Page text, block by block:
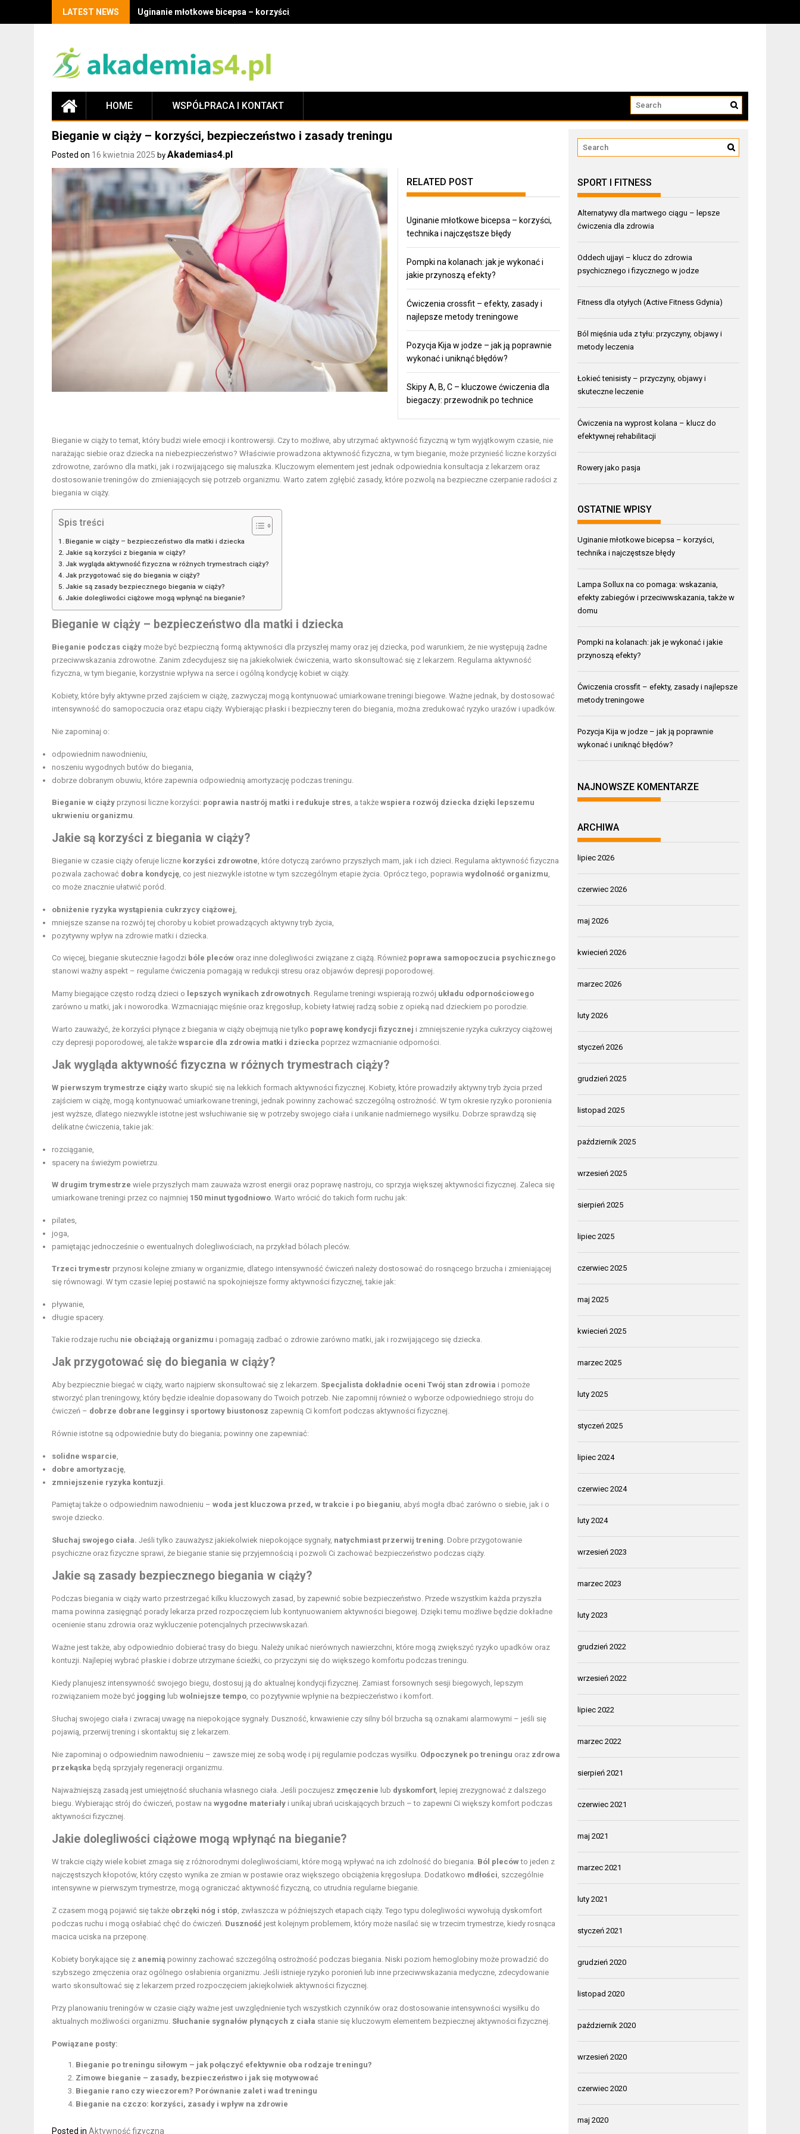
LATEST NEWS Uginanie młotkowe bicepsa – korzyści, technika i najczęstsze błędy
HOME WSPÓŁPRACA I KONTAKT
Bieganie w ciąży – korzyści, bezpieczeństwo i zasady treningu
Posted on 16 kwietnia 2025 by Akademias4.pl
RELATED POST
Uginanie młotkowe bicepsa – korzyści,
technika i najczęstsze błędy
Pompki na kolanach: jak je wykonać i
jakie przynoszą efekty?
Ćwiczenia crossfit – efekty, zasady i
najlepsze metody treningowe
Pozycja Kija w jodze – jak ją poprawnie
wykonać i uniknąć błędów?
Skipy A, B, C – kluczowe ćwiczenia dla
biegaczy: przewodnik po technice
Bieganie w ciąży to temat, który budzi wiele emocji i kontrowersji. Czy to możliwe, aby utrzymać aktywność fizyczną w tym wyjątkowym czasie, nie
narażając siebie oraz dziecka na niebezpieczeństwo? Właściwie prowadzona aktywność fizyczna, w tym bieganie, może przynieść liczne korzyści
zdrowotne, zarówno dla matki, jak i rozwijającego się maluszka. Kluczowym elementem jest jednak odpowiednia konsultacja z lekarzem oraz
dostosowanie treningów do zmieniających się potrzeb organizmu. Warto zatem zgłębić zasady, które pozwolą na bezpieczne czerpanie radości z
biegania w ciąży.
Spis treści
Bieganie w ciąży – bezpieczeństwo dla matki i dziecka
Jakie są korzyści z biegania w ciąży?
Jak wygląda aktywność fizyczna w różnych trymestrach ciąży?
Jak przygotować się do biegania w ciąży?
Jakie są zasady bezpiecznego biegania w ciąży?
Jakie dolegliwości ciążowe mogą wpłynąć na bieganie?
Bieganie w ciąży – bezpieczeństwo dla matki i dziecka
Bieganie podczas ciąży może być bezpieczną formą aktywności dla przyszłej mamy oraz jej dziecka, pod warunkiem, że nie występują żadne
przeciwwskazania zdrowotne. Zanim zdecydujesz się na jakiekolwiek ćwiczenia, warto skonsultować się z lekarzem. Regularna aktywność
fizyczna, w tym bieganie, korzystnie wpływa na serce i ogólną kondycję kobiet w ciąży.
Kobiety, które były aktywne przed zajściem w ciążę, zazwyczaj mogą kontynuować umiarkowane treningi biegowe. Ważne jednak, by dostosować
intensywność do samopoczucia oraz etapu ciąży. Wybierając płaski i bezpieczny teren do biegania, można zredukować ryzyko urazów i upadków.
Nie zapominaj o:
odpowiednim nawodnieniu,
noszeniu wygodnych butów do biegania,
dobrze dobranym obuwiu, które zapewnia odpowiednią amortyzację podczas treningu.
Bieganie w ciąży przynosi liczne korzyści: poprawia nastrój matki i redukuje stres, a także wspiera rozwój dziecka dzięki lepszemu
ukrwieniu organizmu.
Jakie są korzyści z biegania w ciąży?
Bieganie w czasie ciąży oferuje liczne korzyści zdrowotne, które dotyczą zarówno przyszłych mam, jak i ich dzieci. Regularna aktywność fizyczna
pozwala zachować dobra kondycję, co jest niezwykle istotne w tym szczególnym etapie życia. Oprócz tego, poprawia wydolność organizmu,
co może znacznie ułatwić poród.
obniżenie ryzyka wystąpienia cukrzycy ciążowej,
mniejsze szanse na rozwój tej choroby u kobiet prowadzących aktywny tryb życia,
pozytywny wpływ na zdrowie matki i dziecka.
Co więcej, bieganie skutecznie łagodzi bóle pleców oraz inne dolegliwości związane z ciążą. Również poprawa samopoczucia psychicznego
stanowi ważny aspekt – regularne ćwiczenia pomagają w redukcji stresu oraz objawów depresji poporodowej.
Mamy biegające często rodzą dzieci o lepszych wynikach zdrowotnych. Regularne treningi wspierają rozwój układu odpornościowego
zarówno u matki, jak i noworodka. Wzmacniając mięśnie oraz kręgosłup, kobiety łatwiej radzą sobie z opieką nad dzieckiem po porodzie.
Warto zauważyć, że korzyści płynące z biegania w ciąży obejmują nie tylko poprawę kondycji fizycznej i zmniejszenie ryzyka cukrzycy ciążowej
czy depresji poporodowej, ale także wsparcie dla zdrowia matki i dziecka poprzez wzmacnianie odporności.
Jak wygląda aktywność fizyczna w różnych trymestrach ciąży?
W pierwszym trymestrze ciąży warto skupić się na lekkich formach aktywności fizycznej. Kobiety, które prowadziły aktywny tryb życia przed
zajściem w ciążę, mogą kontynuować umiarkowane treningi, jednak powinny zachować szczególną ostrożność. W tym okresie ryzyko poronienia
jest wyższe, dlatego niezwykle istotne jest wsłuchiwanie się w potrzeby swojego ciała i unikanie nadmiernego wysiłku. Dobrze sprawdzą się
delikatne ćwiczenia, takie jak:
rozciąganie,
spacery na świeżym powietrzu.
W drugim trymestrze wiele przyszłych mam zauważa wzrost energii oraz poprawę nastroju, co sprzyja większej aktywności fizycznej. Zaleca się
umiarkowane treningi przez co najmniej 150 minut tygodniowo. Warto wrócić do takich form ruchu jak:
pilates,
joga,
pamiętając jednocześnie o ewentualnych dolegliwościach, na przykład bólach pleców.
Trzeci trymestr przynosi kolejne zmiany w organizmie, dlatego intensywność ćwiczeń należy dostosować do rosnącego brzucha i zmieniającej
się równowagi. W tym czasie lepiej postawić na spokojniejsze formy aktywności fizycznej, takie jak:
pływanie,
długie spacery.
Takie rodzaje ruchu nie obciążają organizmu i pomagają zadbać o zdrowie zarówno matki, jak i rozwijającego się dziecka.
Jak przygotować się do biegania w ciąży?
Aby bezpiecznie biegać w ciąży, warto najpierw skonsultować się z lekarzem. Specjalista dokładnie oceni Twój stan zdrowia i pomoże
stworzyć plan treningowy, który będzie idealnie dopasowany do Twoich potrzeb. Nie zapomnij również o wyborze odpowiedniego stroju do
ćwiczeń – dobrze dobrane legginsy i sportowy biustonosz zapewnią Ci komfort podczas aktywności fizycznej.
Równie istotne są odpowiednie buty do biegania; powinny one zapewniać:
solidne wsparcie,
dobre amortyzację,
zmniejszenie ryzyka kontuzji.
Pamiętaj także o odpowiednim nawodnieniu – woda jest kluczowa przed, w trakcie i po bieganiu, abyś mogła dbać zarówno o siebie, jak i o
swoje dziecko.
Słuchaj swojego ciała. Jeśli tylko zauważysz jakiekolwiek niepokojące sygnały, natychmiast przerwij trening. Dobre przygotowanie
psychiczne oraz fizyczne sprawi, że bieganie stanie się przyjemnością i pozwoli Ci zachować bezpieczeństwo podczas ciąży.
Jakie są zasady bezpiecznego biegania w ciąży?
Podczas biegania w ciąży warto przestrzegać kilku kluczowych zasad, by zapewnić sobie bezpieczeństwo. Przede wszystkim każda przyszła
mama powinna zasięgnąć porady lekarza przed rozpoczęciem lub kontynuowaniem aktywności biegowej. Dzięki temu możliwe będzie dokładne
ocenienie stanu zdrowia oraz wykluczenie potencjalnych przeciwwskazań.
Ważne jest także, aby odpowiednio dobierać trasy do biegu. Należy unikać nierównych nawierzchni, które mogą zwiększyć ryzyko upadków oraz
kontuzji. Najlepiej wybrać płaskie i dobrze utrzymane ścieżki, co przyczyni się do większego komfortu podczas treningu.
Kiedy planujesz intensywność swojego biegu, dostosuj ją do aktualnej kondycji fizycznej. Zamiast forsownych sesji biegowych, lepszym
rozwiązaniem może być jogging lub wolniejsze tempo, co pozytywnie wpłynie na bezpieczeństwo i komfort.
Słuchaj swojego ciała i zwracaj uwagę na niepokojące sygnały. Duszność, krwawienie czy silny ból brzucha są oznakami alarmowymi – jeśli się
pojawią, przerwij trening i skontaktuj się z lekarzem.
Nie zapominaj o odpowiednim nawodnieniu – zawsze miej ze sobą wodę i pij regularnie podczas wysiłku. Odpoczynek po treningu oraz zdrowa
przekąska będą sprzyjały regeneracji organizmu.
Najważniejszą zasadą jest umiejętność słuchania własnego ciała. Jeśli poczujesz zmęczenie lub dyskomfort, lepiej zrezygnować z dalszego
biegu. Wybierając strój do ćwiczeń, postaw na wygodne materiały i unikaj ubrań uciskających brzuch – to zapewni Ci większy komfort podczas
aktywności fizycznej.
Jakie dolegliwości ciążowe mogą wpłynąć na bieganie?
W trakcie ciąży wiele kobiet zmaga się z różnorodnymi dolegliwościami, które mogą wpływać na ich zdolność do biegania. Ból plecówto jeden z
najczęstszych kłopotów, który często wynika ze zmian w postawie oraz większego obciążenia kręgosłupa. Dodatkowo mdłości, szczególnie
intensywne w pierwszym trymestrze, mogą ograniczać aktywność fizyczną, co utrudnia regularne bieganie.
Z czasem mogą pojawić się także obrzęki nóg i stóp, zwłaszcza w późniejszych etapach ciąży. Tego typu dolegliwości wywołują dyskomfort
podczas ruchu i mogą osłabiać chęć do ćwiczeń. Duszność jest kolejnym problemem, który może nasilać się w trzecim trymestrze, kiedy rosnąca
macica uciska na przeponę.
Kobiety borykające się z anemią powinny zachować szczególną ostrożność podczas biegania. Niski poziom hemoglobiny może prowadzić do
szybszego zmęczenia oraz ogólnego osłabienia organizmu. Jeśli istnieje ryzyko poronień lub inne przeciwwskazania medyczne, zdecydowanie
warto skonsultować się z lekarzem przed rozpoczęciem jakiejkolwiek aktywności fizycznej.
Przy planowaniu treningów w czasie ciąży ważne jest uwzględnienie tych wszystkich czynników oraz dostosowanie intensywności wysiłku do
aktualnych możliwości organizmu. Słuchanie sygnałów płynących z ciała stanie się kluczowym elementem bezpiecznej aktywności fizycznej.
Powiązane posty:
Bieganie po treningu siłowym – jak połączyć efektywnie oba rodzaje treningu?
Zimowe bieganie – zasady, bezpieczeństwo i jak się motywować
Bieganie rano czy wieczorem? Porównanie zalet i wad treningu
Bieganie na czczo: korzyści, zasady i wpływ na zdrowie
Posted in Aktywność fizyczna
SPORT I FITNESS
Alternatywy dla martwego ciągu – lepsze
ćwiczenia dla zdrowia
Oddech ujjayi – klucz do zdrowia
psychicznego i fizycznego w jodze
Fitness dla otyłych (Active Fitness Gdynia)
Ból mięśnia uda z tyłu: przyczyny, objawy i
metody leczenia
Łokieć tenisisty – przyczyny, objawy i
skuteczne leczenie
Ćwiczenia na wyprost kolana – klucz do
efektywnej rehabilitacji
Rowery jako pasja
OSTATNIE WPISY
Uginanie młotkowe bicepsa – korzyści,
technika i najczęstsze błędy
Lampa Sollux na co pomaga: wskazania,
efekty zabiegów i przeciwwskazania, także w
domu
Pompki na kolanach: jak je wykonać i jakie
przynoszą efekty?
Ćwiczenia crossfit – efekty, zasady i najlepsze
metody treningowe
Pozycja Kija w jodze – jak ją poprawnie
wykonać i uniknąć błędów?
NAJNOWSZE KOMENTARZE
ARCHIWA
lipiec 2026
czerwiec 2026
maj 2026
kwiecień 2026
marzec 2026
luty 2026
styczeń 2026
grudzień 2025
listopad 2025
październik 2025
wrzesień 2025
sierpień 2025
lipiec 2025
czerwiec 2025
maj 2025
kwiecień 2025
marzec 2025
luty 2025
styczeń 2025
lipiec 2024
czerwiec 2024
luty 2024
wrzesień 2023
marzec 2023
luty 2023
grudzień 2022
wrzesień 2022
lipiec 2022
marzec 2022
sierpień 2021
czerwiec 2021
maj 2021
marzec 2021
luty 2021
styczeń 2021
grudzień 2020
listopad 2020
październik 2020
wrzesień 2020
czerwiec 2020
maj 2020